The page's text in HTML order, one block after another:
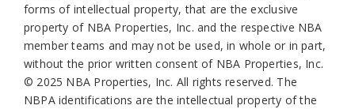
forms of intellectual property, that are the exclusive
property of NBA Properties, Inc. and the respective NBA
member teams and may not be used, in whole or in part,
without the prior written consent of NBA Properties, Inc.
© 2025 NBA Properties, Inc. All rights reserved. The
NBPA identifications are the intellectual property of the